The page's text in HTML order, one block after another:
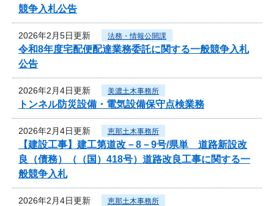
競争入札公告
2026年2月5日更新 法務・情報公開課
令和8年度宅配便配達業務委託に関する一般競争入札
公告
2026年2月4日更新 美濃土木事務所
トンネル防災設備・電気設備保守点検業務
2026年2月4日更新 恵那土木事務所
【建設工事】建工第道改－8－9号/県単 道路新設改
良（債務）（（国）418号）道路改良工事に関する一
般競争入札
2026年2月4日更新 恵那土木事務所